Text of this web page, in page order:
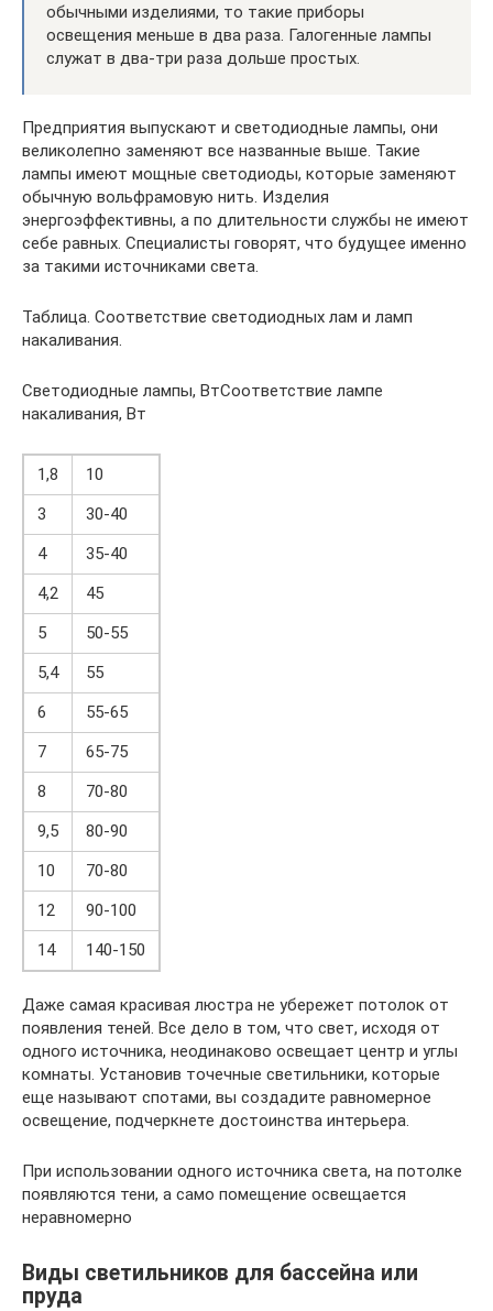
обычными изделиями, то такие приборы
освещения меньше в два раза. Галогенные лампы
служат в два-три раза дольше простых.
Предприятия выпускают и светодиодные лампы, они
великолепно заменяют все названные выше. Такие
лампы имеют мощные светодиоды, которые заменяют
обычную вольфрамовую нить. Изделия
энергоэффективны, а по длительности службы не имеют
себе равных. Специалисты говорят, что будущее именно
за такими источниками света.
Таблица. Соответствие светодиодных лам и ламп
накаливания.
Светодиодные лампы, ВтСоответствие лампе
накаливания, Вт
1,8
10
3
30-40
4
35-40
4,2
45
5
50-55
5,4
55
6
55-65
7
65-75
8
70-80
9,5
80-90
10
70-80
12
90-100
14
140-150
Даже самая красивая люстра не убережет потолок от
появления теней. Все дело в том, что свет, исходя от
одного источника, неодинаково освещает центр и углы
комнаты. Установив точечные светильники, которые
еще называют спотами, вы создадите равномерное
освещение, подчеркнете достоинства интерьера.
При использовании одного источника света, на потолке
появляются тени, а само помещение освещается
неравномерно
Виды светильников для бассейна или
пруда